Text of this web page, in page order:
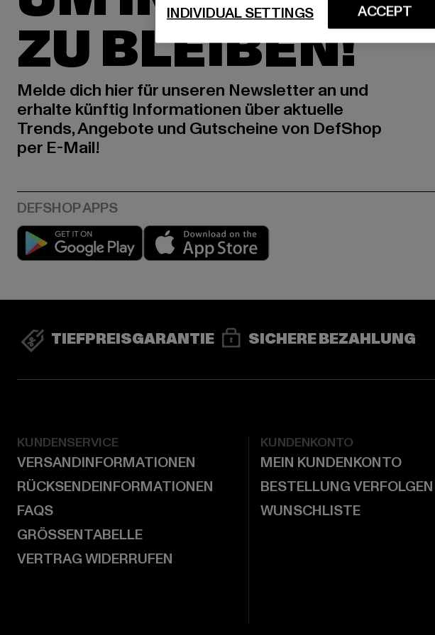
ZU BLEIBEN!
Melde dich hier für unseren Newsletter an und
erhalte künftig Informationen über aktuelle
Trends, Angebote und Gutscheine von DefShop
per E-Mail!
Play market
TIEFPREISGARANTIE SICHERE BEZAHLUNG
KUNDENSERVICE
VERSANDINFORMATIONEN
RÜCKSENDEINFORMATIONEN
FAQS
GRÖSSENTABELLE
VERTRAG WIDERRUFEN
KUNDENKONTO
MEIN KUNDENKONTO
BESTELLUNG VERFOLGEN
WUNSCHLISTE
ACCEPT
INDIVIDUAL SETTINGS